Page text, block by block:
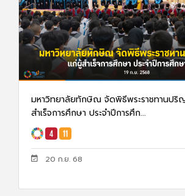
มหาวิทยาลัยทักษิณ จัดพิธีพระราชทานป
สำเร็จการศึกษา ประจำปีการศึก...
20 ก.ย. 68